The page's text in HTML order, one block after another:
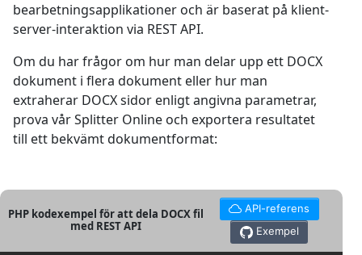
bearbetningsapplikationer och är baserat på klient-
server-interaktion via REST API.
Om du har frågor om hur man delar upp ett DOCX
dokument i flera dokument eller hur man
extraherar DOCX sidor enligt angivna parametrar,
prova vår Splitter Online och exportera resultatet
till ett bekvämt dokumentformat:
PHP kodexempel för att dela DOCX fil
med REST API
API-referens
Exempel